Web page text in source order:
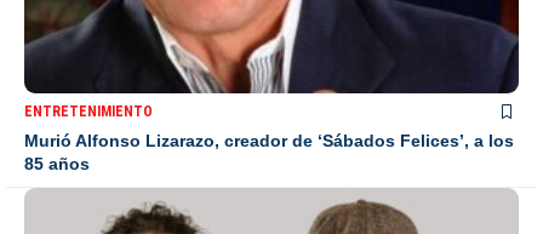
ENTRETENIMIENTO
Murió Alfonso Lizarazo, creador de ‘Sábados Felices’, a los
85 años